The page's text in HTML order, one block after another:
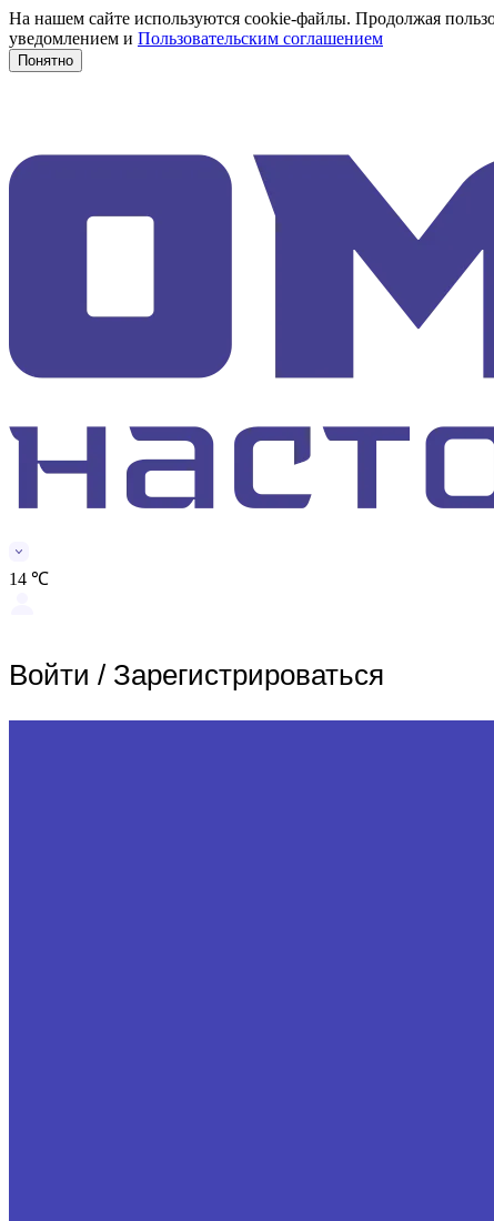
На нашем сайте используются cookie-файлы. Продолжая
уведомлением и Пользовательским соглашением
Понятно
14 ℃
Войти / Зарегистрироваться